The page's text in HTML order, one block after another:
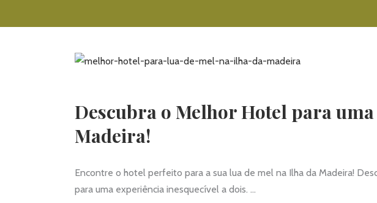
Descubra o Melhor Hotel para
Madeira!
Encontre o hotel perfeito para a sua lua de mel na Ilha da Madeira!
para uma experiência inesquecível a dois.